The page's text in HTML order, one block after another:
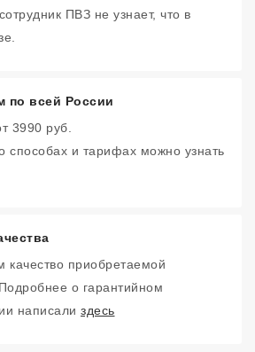
ПВЗ не узнает, что в
по всей России
3990 руб.
способах и тарифах можно узнать
качество приобретаемой
о гарантийном
написали здесь